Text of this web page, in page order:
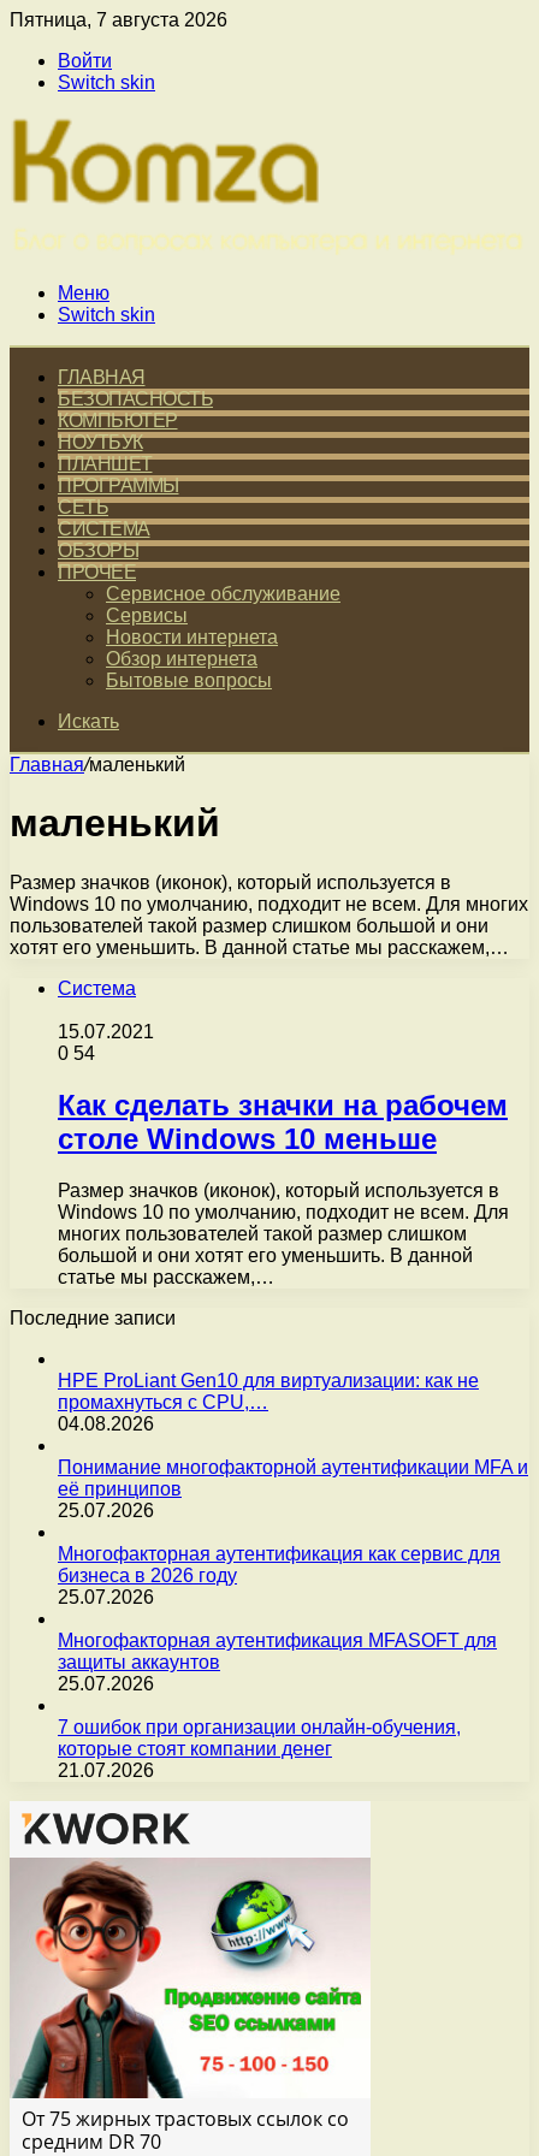
Пятница, 7 августа 2026
Войти
Switch skin
Меню
Switch skin
ГЛАВНАЯ
БЕЗОПАСНОСТЬ
КОМПЬЮТЕР
НОУТБУК
ПЛАНШЕТ
ПРОГРАММЫ
СЕТЬ
СИСТЕМА
ОБЗОРЫ
ПРОЧЕЕ
Сервисное обслуживание
Сервисы
Новости интернета
Обзор интернета
Бытовые вопросы
Искать
Главная/маленький
маленький
Размер значков (иконок), который используется в
Windows 10 по умолчанию, подходит не всем. Для многих
пользователей такой размер слишком большой и они
хотят его уменьшить. В данной статье мы расскажем,…
Система
15.07.2021
0 54
Как сделать значки на рабочем
столе Windows 10 меньше
Размер значков (иконок), который используется в
Windows 10 по умолчанию, подходит не всем. Для
многих пользователей такой размер слишком
большой и они хотят его уменьшить. В данной
статье мы расскажем,…
Последние записи
HPE ProLiant Gen10 для виртуализации: как не
промахнуться с CPU,…
04.08.2026
Понимание многофакторной аутентификации MFA и
её принципов
25.07.2026
Многофакторная аутентификация как сервис для
бизнеса в 2026 году
25.07.2026
Многофакторная аутентификация MFASOFT для
защиты аккаунтов
25.07.2026
7 ошибок при организации онлайн-обучения,
которые стоят компании денег
21.07.2026